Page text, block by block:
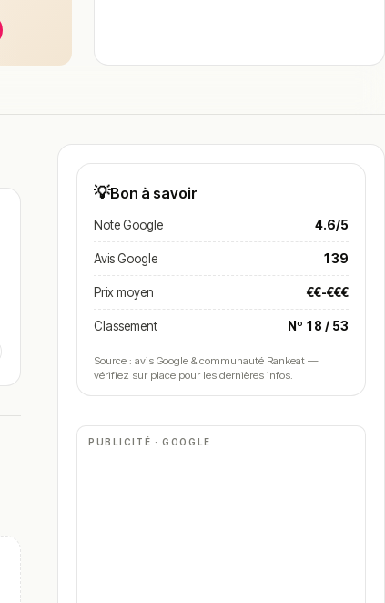
💡Bon à savoir
Note Google 4.6/5
Avis Google 139
Prix moyen €€-€€€
Classement Nº 18 / 53
Source : avis Google & communauté Rankeat —
vérifiez sur place pour les dernières infos.
PUBLICITÉ · GOOGLE